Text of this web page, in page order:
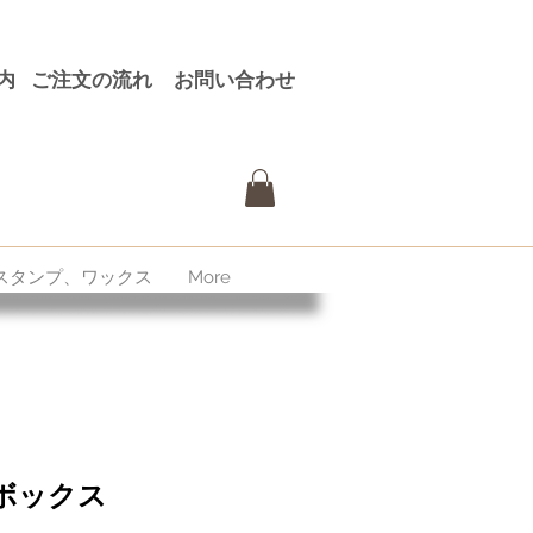
ご注文の流れ お問い合わせ
タンプ、ワックス More
ックス